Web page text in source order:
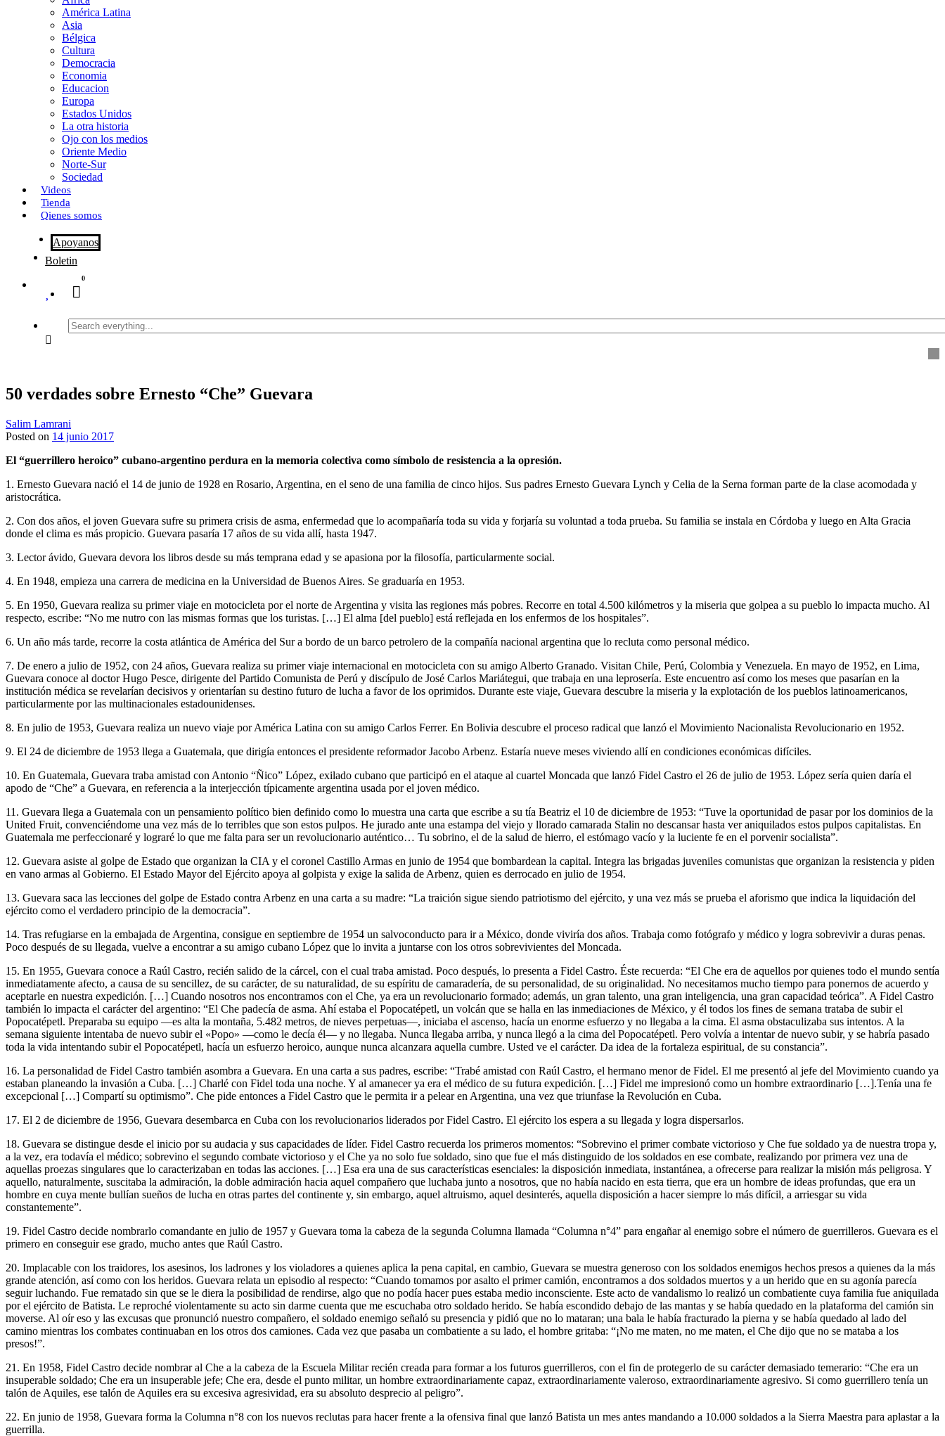
i
r
América Latina
Asia
Bélgica
Cultura
Democracia
Economia
Educacion
Europa
Estados Unidos
La otra historia
Ojo con los medios
Oriente Medio
Norte-Sur
Sociedad
Videos
Tienda
Qienes somos
Apoyanos
Boletin
0
Search
everything...
50 verdades sobre Ernesto “Che” Guevara
Salim Lamrani
Posted on 14 junio 2017
El “guerrillero heroico” cubano-argentino perdura en la memoria colectiva como símbolo de resistencia a la opresión.
1. Ernesto Guevara nació el 14 de junio de 1928 en Rosario, Argentina, en el seno de una familia de cinco hijos. Sus padres Ernesto Guevara Lynch y Celia de la Serna forman parte de la clase acomodada y
aristocrática.
2. Con dos años, el joven Guevara sufre su primera crisis de asma, enfermedad que lo acompañaría toda su vida y forjaría su voluntad a toda prueba. Su familia se instala en Córdoba y luego en Alta Gracia
donde el clima es más propicio. Guevara pasaría 17 años de su vida allí, hasta 1947.
3. Lector ávido, Guevara devora los libros desde su más temprana edad y se apasiona por la filosofía, particularmente social.
4. En 1948, empieza una carrera de medicina en la Universidad de Buenos Aires. Se graduaría en 1953.
5. En 1950, Guevara realiza su primer viaje en motocicleta por el norte de Argentina y visita las regiones más pobres. Recorre en total 4.500 kilómetros y la miseria que golpea a su pueblo lo impacta mucho. Al
respecto, escribe: “No me nutro con las mismas formas que los turistas. […] El alma [del pueblo] está reflejada en los enfermos de los hospitales”.
6. Un año más tarde, recorre la costa atlántica de América del Sur a bordo de un barco petrolero de la compañía nacional argentina que lo recluta como personal médico.
7. De enero a julio de 1952, con 24 años, Guevara realiza su primer viaje internacional en motocicleta con su amigo Alberto Granado. Visitan Chile, Perú, Colombia y Venezuela. En mayo de 1952, en Lima,
Guevara conoce al doctor Hugo Pesce, dirigente del Partido Comunista de Perú y discípulo de José Carlos Mariátegui, que trabaja en una leprosería. Este encuentro así como los meses que pasarían en la
institución médica se revelarían decisivos y orientarían su destino futuro de lucha a favor de los oprimidos. Durante este viaje, Guevara descubre la miseria y la explotación de los pueblos latinoamericanos,
particularmente por las multinacionales estadounidenses.
8. En julio de 1953, Guevara realiza un nuevo viaje por América Latina con su amigo Carlos Ferrer. En Bolivia descubre el proceso radical que lanzó el Movimiento Nacionalista Revolucionario en 1952.
9. El 24 de diciembre de 1953 llega a Guatemala, que dirigía entonces el presidente reformador Jacobo Arbenz. Estaría nueve meses viviendo allí en condiciones económicas difíciles.
10. En Guatemala, Guevara traba amistad con Antonio “Ñico” López, exilado cubano que participó en el ataque al cuartel Moncada que lanzó Fidel Castro el 26 de julio de 1953. López sería quien daría el
apodo de “Che” a Guevara, en referencia a la interjección típicamente argentina usada por el joven médico.
11. Guevara llega a Guatemala con un pensamiento político bien definido como lo muestra una carta que escribe a su tía Beatriz el 10 de diciembre de 1953: “Tuve la oportunidad de pasar por los dominios de la
United Fruit, convenciéndome una vez más de lo terribles que son estos pulpos. He jurado ante una estampa del viejo y llorado camarada Stalin no descansar hasta ver aniquilados estos pulpos capitalistas. En
Guatemala me perfeccionaré y lograré lo que me falta para ser un revolucionario auténtico… Tu sobrino, el de la salud de hierro, el estómago vacío y la luciente fe en el porvenir socialista”.
12. Guevara asiste al golpe de Estado que organizan la CIA y el coronel Castillo Armas en junio de 1954 que bombardean la capital. Integra las brigadas juveniles comunistas que organizan la resistencia y piden
en vano armas al Gobierno. El Estado Mayor del Ejército apoya al golpista y exige la salida de Arbenz, quien es derrocado en julio de 1954.
13. Guevara saca las lecciones del golpe de Estado contra Arbenz en una carta a su madre: “La traición sigue siendo patriotismo del ejército, y una vez más se prueba el aforismo que indica la liquidación del
ejército como el verdadero principio de la democracia”.
14. Tras refugiarse en la embajada de Argentina, consigue en septiembre de 1954 un salvoconducto para ir a México, donde viviría dos años. Trabaja como fotógrafo y médico y logra sobrevivir a duras penas.
Poco después de su llegada, vuelve a encontrar a su amigo cubano López que lo invita a juntarse con los otros sobrevivientes del Moncada.
15. En 1955, Guevara conoce a Raúl Castro, recién salido de la cárcel, con el cual traba amistad. Poco después, lo presenta a Fidel Castro. Éste recuerda: “El Che era de aquellos por quienes todo el mundo sentía
inmediatamente afecto, a causa de su sencillez, de su carácter, de su naturalidad, de su espíritu de camaradería, de su personalidad, de su originalidad. No necesitamos mucho tiempo para ponernos de acuerdo y
aceptarle en nuestra expedición. […] Cuando nosotros nos encontramos con el Che, ya era un revolucionario formado; además, un gran talento, una gran inteligencia, una gran capacidad teórica”. A Fidel Castro
también lo impacta el carácter del argentino: “El Che padecía de asma. Ahí estaba el Popocatépetl, un volcán que se halla en las inmediaciones de México, y él todos los fines de semana trataba de subir el
Popocatépetl. Preparaba su equipo —es alta la montaña, 5.482 metros, de nieves perpetuas—, iniciaba el ascenso, hacía un enorme esfuerzo y no llegaba a la cima. El asma obstaculizaba sus intentos. A la
semana siguiente intentaba de nuevo subir el «Popo» —como le decía él— y no llegaba. Nunca llegaba arriba, y nunca llegó a la cima del Popocatépetl. Pero volvía a intentar de nuevo subir, y se habría pasado
toda la vida intentando subir el Popocatépetl, hacía un esfuerzo heroico, aunque nunca alcanzara aquella cumbre. Usted ve el carácter. Da idea de la fortaleza espiritual, de su constancia”.
16. La personalidad de Fidel Castro también asombra a Guevara. En una carta a sus padres, escribe: “Trabé amistad con Raúl Castro, el hermano menor de Fidel. El me presentó al jefe del Movimiento cuando ya
estaban planeando la invasión a Cuba. […] Charlé con Fidel toda una noche. Y al amanecer ya era el médico de su futura expedición. […] Fidel me impresionó como un hombre extraordinario […].Tenía una fe
excepcional […] Compartí su optimismo”. Che pide entonces a Fidel Castro que le permita ir a pelear en Argentina, una vez que triunfase la Revolución en Cuba.
17. El 2 de diciembre de 1956, Guevara desembarca en Cuba con los revolucionarios liderados por Fidel Castro. El ejército los espera a su llegada y logra dispersarlos.
18. Guevara se distingue desde el inicio por su audacia y sus capacidades de líder. Fidel Castro recuerda los primeros momentos: “Sobrevino el primer combate victorioso y Che fue soldado ya de nuestra tropa y,
a la vez, era todavía el médico; sobrevino el segundo combate victorioso y el Che ya no solo fue soldado, sino que fue el más distinguido de los soldados en ese combate, realizando por primera vez una de
aquellas proezas singulares que lo caracterizaban en todas las acciones. […] Esa era una de sus características esenciales: la disposición inmediata, instantánea, a ofrecerse para realizar la misión más peligrosa. Y
aquello, naturalmente, suscitaba la admiración, la doble admiración hacia aquel compañero que luchaba junto a nosotros, que no había nacido en esta tierra, que era un hombre de ideas profundas, que era un
hombre en cuya mente bullían sueños de lucha en otras partes del continente y, sin embargo, aquel altruismo, aquel desinterés, aquella disposición a hacer siempre lo más difícil, a arriesgar su vida
constantemente”.
19. Fidel Castro decide nombrarlo comandante en julio de 1957 y Guevara toma la cabeza de la segunda Columna llamada “Columna n°4” para engañar al enemigo sobre el número de guerrilleros. Guevara es el
primero en conseguir ese grado, mucho antes que Raúl Castro.
20. Implacable con los traidores, los asesinos, los ladrones y los violadores a quienes aplica la pena capital, en cambio, Guevara se muestra generoso con los soldados enemigos hechos presos a quienes da la más
grande atención, así como con los heridos. Guevara relata un episodio al respecto: “Cuando tomamos por asalto el primer camión, encontramos a dos soldados muertos y a un herido que en su agonía parecía
seguir luchando. Fue rematado sin que se le diera la posibilidad de rendirse, algo que no podía hacer pues estaba medio inconsciente. Este acto de vandalismo lo realizó un combatiente cuya familia fue aniquilada
por el ejército de Batista. Le reproché violentamente su acto sin darme cuenta que me escuchaba otro soldado herido. Se había escondido debajo de las mantas y se había quedado en la plataforma del camión sin
moverse. Al oír eso y las excusas que pronunció nuestro compañero, el soldado enemigo señaló su presencia y pidió que no lo mataran; una bala le había fracturado la pierna y se había quedado al lado del
camino mientras los combates continuaban en los otros dos camiones. Cada vez que pasaba un combatiente a su lado, el hombre gritaba: “¡No me maten, no me maten, el Che dijo que no se mataba a los
presos!”.
21. En 1958, Fidel Castro decide nombrar al Che a la cabeza de la Escuela Militar recién creada para formar a los futuros guerrilleros, con el fin de protegerlo de su carácter demasiado temerario: “Che era un
insuperable soldado; Che era un insuperable jefe; Che era, desde el punto militar, un hombre extraordinariamente capaz, extraordinariamente valeroso, extraordinariamente agresivo. Si como guerrillero tenía un
talón de Aquiles, ese talón de Aquiles era su excesiva agresividad, era su absoluto desprecio al peligro”.
22. En junio de 1958, Guevara forma la Columna n°8 con los nuevos reclutas para hacer frente a la ofensiva final que lanzó Batista un mes antes mandando a 10.000 soldados a la Sierra Maestra para aplastar a la
guerrilla.